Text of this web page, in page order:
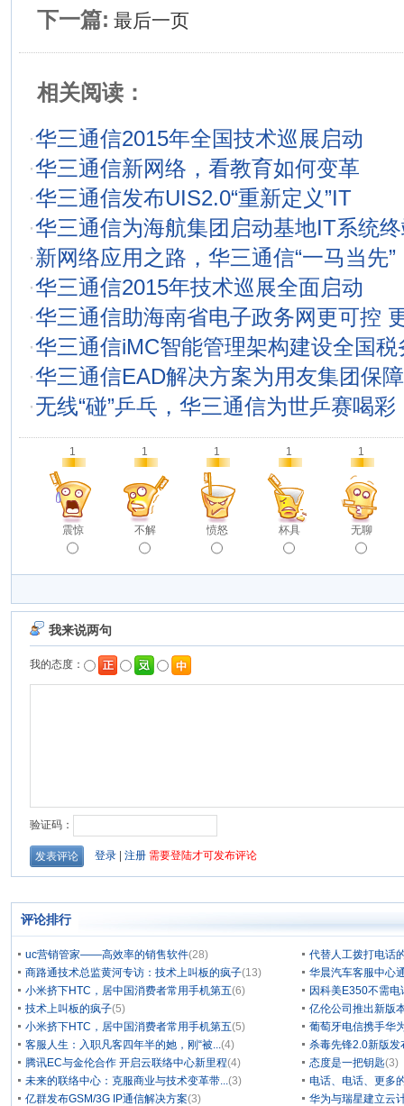
下一篇: 最后一页
相关阅读：
·华三通信2015年全国技术巡展启动
·华三通信新网络，看教育如何变革
·华三通信发布UIS2.0“重新定义”IT
·华三通信为海航集团启动基地IT系统
·新网络应用之路，华三通信“一马当先”
·华三通信2015年技术巡展全面启动
·华三通信助海南省电子政务网更可控
·华三通信iMC智能管理架构建设全国
·华三通信EAD解决方案为用友集团保
·无线“碰”乒乓，华三通信为世乒赛喝彩
1
震惊
1
不解
1
愤怒
1
杯具
1
无聊
评论排行
uc营销管家——高效率的销售软件(28)
代替人工拨打电话
商路通技术总监黄河专访：技术上叫板的疯子(13)
华晨汽车客服中心
小米挤下HTC，居中国消费者常用手机第五(6)
因科美E350不需
技术上叫板的疯子(5)
亿伦公司推出新版
小米挤下HTC，居中国消费者常用手机第五(5)
葡萄牙电信携手华
客服人生：入职凡客四年半的她，刚“被...(4)
杀毒先锋2.0新版发
腾讯EC与金伦合作 开启云联络中心新里程(4) 态度是一把钥匙(3)
未来的联络中心：克服商业与技术变革带...(3)
电话、电话、更多
亿群发布GSM/3G IP通信解决方案(3)
华为与瑞星建立云